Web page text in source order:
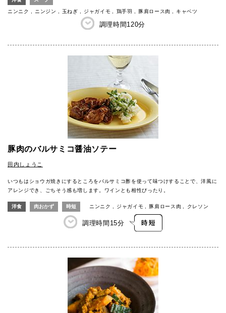
ニンニク ニンジン 玉ねぎ ジャガイモ 鶏手羽 豚肩ロース肉 キャベツ
調理時間 120分
豚肉のバルサミコ醤油ソテー
田内しょうこ
いつもはショウガ焼きにするところをバルサミコ酢を使って味つけすることで、洋風に
アレンジでき、ごちそう感も増します。ワインとも相性ぴったり。
洋食 肉おかず 時短 ニンニク ジャガイモ 豚肩ロース肉 クレソン
調理時間 15分